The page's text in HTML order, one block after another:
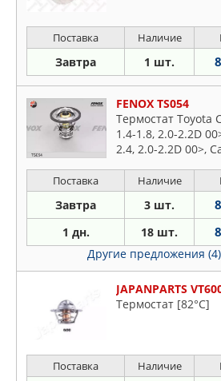
Поставка Наличие
Завтра 1 шт.
FENOX TS054
Термостат Toyota
1.4-1.8, 2.0-2.2D
2.4, 2.0-2.2D 00>,
Galant 2.0, 2.4 92-
04 82 град.
Поставка Наличие
Завтра 3 шт.
1 дн. 18 шт.
Другие предложения (4)
JAPANPARTS
Термостат [82°C]
Поставка Наличие